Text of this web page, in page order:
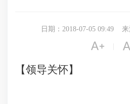
日期：2018-07-05 09:49

【领导关怀】